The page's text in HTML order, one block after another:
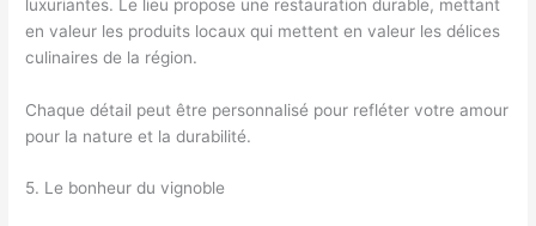
luxuriantes. Le lieu propose une restauration durable, mettant
en valeur les produits locaux qui mettent en valeur les délices
culinaires de la région.
Chaque détail peut être personnalisé pour refléter votre amour
pour la nature et la durabilité.
5. Le bonheur du vignoble